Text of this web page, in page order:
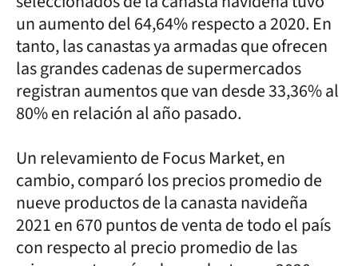
un aumento del 64,64% respecto a 2020. En
tanto, las canastas ya armadas que ofrecen
las grandes cadenas de supermercados
registran aumentos que van desde 33,36% al
80% en relación al año pasado.
Un relevamiento de Focus Market, en
cambio, comparó los precios promedio de
nueve productos de la canasta navideña
2021 en 670 puntos de venta de todo el país
con respecto al precio promedio de las